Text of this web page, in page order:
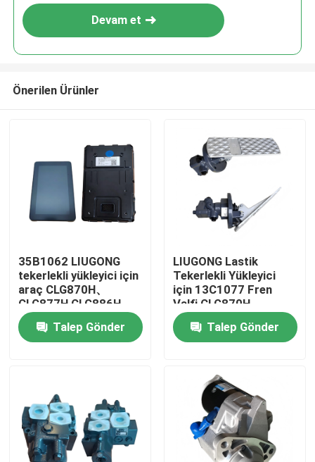
Ürünler
videolar
Devam et
Önerilen Ürünler
35B1062 LIUGONG
tekerlekli yükleyici için
araç CLG870H、
CLG877H CLG886H、
CLG888H
Talep Gönder
LIUGONG Lastik
Tekerlekli Yükleyici
için 13C1077 Fren
Valfi CLG870H、
CLG877H CLG886H、
CLG888HTalep Gönder